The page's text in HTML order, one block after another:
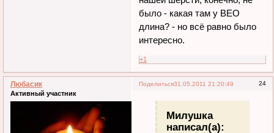
было - какая там у ВЕО
длина? - но всё равно было
интересно.
+1
Поделиться 24
31.05.2011 21:20:49
Любасик
Активный участник
Милушка
написал(а):